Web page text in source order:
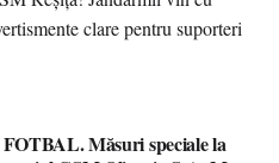
FOTBAL. Măsuri speciale la